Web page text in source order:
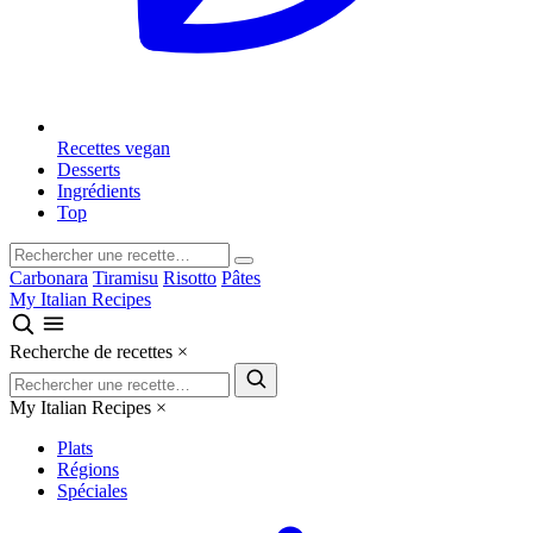
Recettes vegan
Desserts
Ingrédients
Top
Carbonara Tiramisu Risotto Pâtes
My Italian Recipes
Recherche de recettes ×
My Italian Recipes ×
Plats
Régions
Spéciales